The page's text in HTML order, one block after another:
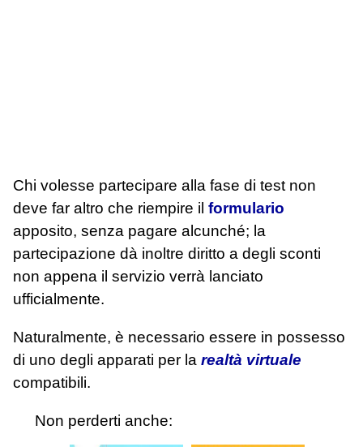
Chi volesse partecipare alla fase di test non
deve far altro che riempire il formulario
apposito, senza pagare alcunché; la
partecipazione dà inoltre diritto a degli sconti
non appena il servizio verrà lanciato
ufficialmente.
Naturalmente, è necessario essere in possesso
di uno degli apparati per la realtà virtuale
compatibili.
Non perderti anche: